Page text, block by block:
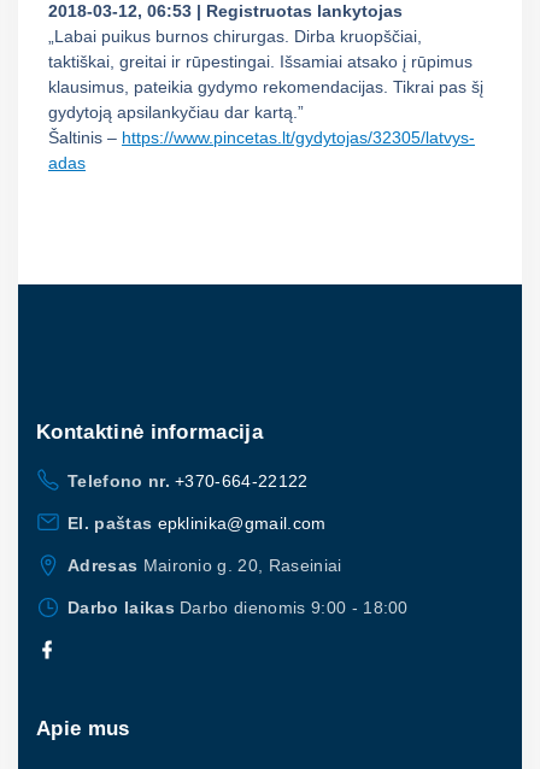
2018-03-12, 06:53 | Registruotas lankytojas
„Labai puikus burnos chirurgas. Dirba kruopščiai,
taktiškai, greitai ir rūpestingai. Išsamiai atsako į rūpimus
klausimus, pateikia gydymo rekomendacijas. Tikrai pas šį
gydytoją apsilankyčiau dar kartą.”
Šaltinis – https://www.pincetas.lt/gydytojas/32305/latvys-
adas
Kontaktinė informacija
Telefono nr. +370-664-22122
El. paštas epklinika@gmail.com
Adresas Maironio g. 20, Raseiniai
Darbo laikas Darbo dienomis 9:00 - 18:00
Apie mus